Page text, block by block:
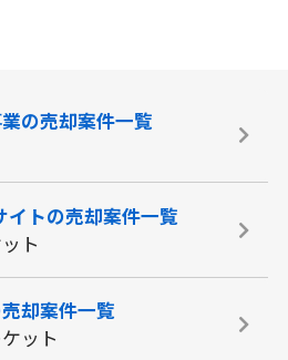
の売却案件一覧
イトの売却案件一覧
ト
売却案件一覧
ット